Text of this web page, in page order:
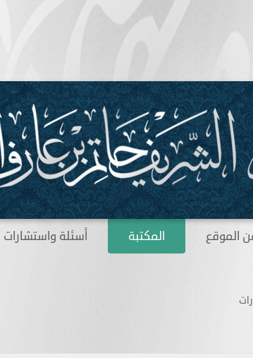
الموقع المكتبة أسئلة واستشارات